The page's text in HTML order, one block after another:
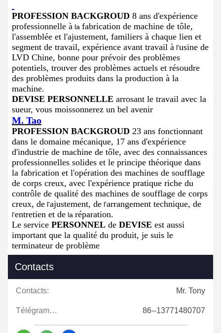
PROFESSION BACKGROUD 8 ans d'expérience
professionnelle à la fabrication de machine de tôle,
l'assemblée et l'ajustement, familiers à chaque lien et
segment de travail, expérience avant travail à l'usine de
LVD Chine, bonne pour prévoir des problèmes
potentiels, trouver des problèmes actuels et résoudre
des problèmes produits dans la production à la
machine.
DEVISE PERSONNELLE arrosant le travail avec la
sueur, vous moissonnerez un bel avenir
M. Tao
PROFESSION BACKGROUD 23 ans fonctionnant
dans le domaine mécanique, 17 ans d'expérience
d'industrie de machine de tôle, avec des connaissances
professionnelles solides et le principe théorique dans
la fabrication et l'opération des machines de soufflage
de corps creux, avec l'expérience pratique riche du
contrôle de qualité des machines de soufflage de corps
creux, de l'ajustement, de l'arrangement technique, de
l'entretien et de la réparation.
Le service PERSONNEL de DEVISE est aussi
important que la qualité du produit, je suis le
terminateur de problème
Contacts
Contacts: Mr. Tony
Télégramme: 86--13771480707